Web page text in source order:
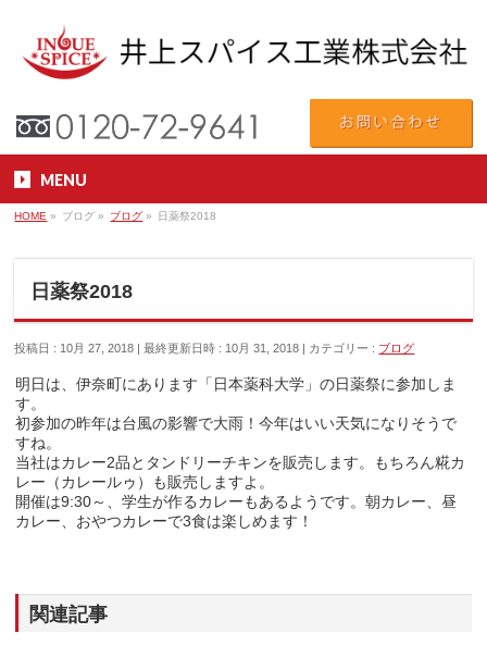
MENU
HOME » ブログ » ブログ » 日薬祭2018
日薬祭2018
投稿日 : 10月 27, 2018 最終更新日時 : 10月 31, 2018 カテゴリー : ブログ
明日は、伊奈町にあります「日本薬科大学」の日薬祭に参加しま
す。
初参加の昨年は台風の影響で大雨！今年はいい天気になりそうで
すね。
当社はカレー2品とタンドリーチキンを販売します。もちろん糀カ
レー（カレールゥ）も販売しますよ。
開催は9:30～、学生が作るカレーもあるようです。朝カレー、昼
カレー、おやつカレーで3食は楽しめます！
関連記事